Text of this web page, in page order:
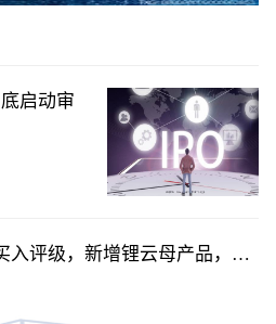
启动审
入评级，新增锂云母产品，产